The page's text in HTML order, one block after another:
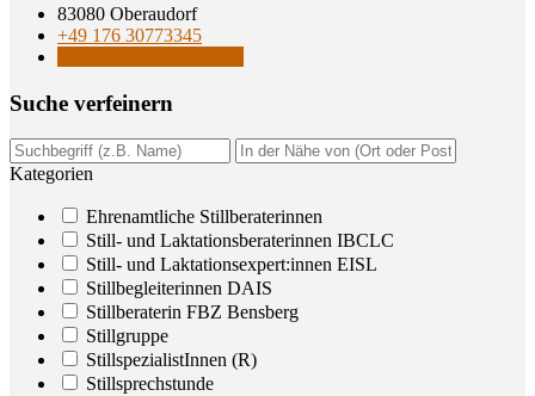
83080 Oberaudorf
+49 176 30773345
Suche ver­fei­nern
Kategorien
Ehrenamtliche Stillberaterinnen
Still- und Laktationsberaterinnen IBCLC
Still- und Laktationsexpert:innen EISL
Stillbegleiterinnen DAIS
Stillberaterin FBZ Bensberg
Stillgruppe
StillspezialistInnen (R)
Stillsprechstunde